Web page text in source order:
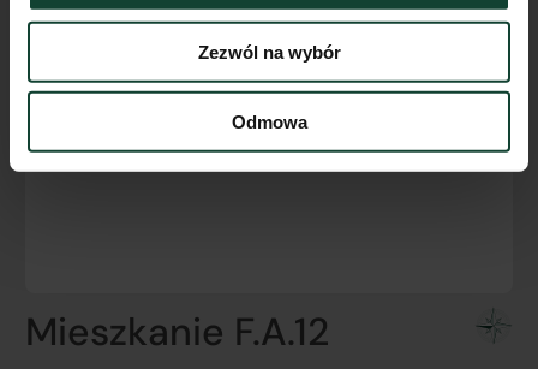
Zezwól na wybór
Odmowa
Mieszkanie F.A.12